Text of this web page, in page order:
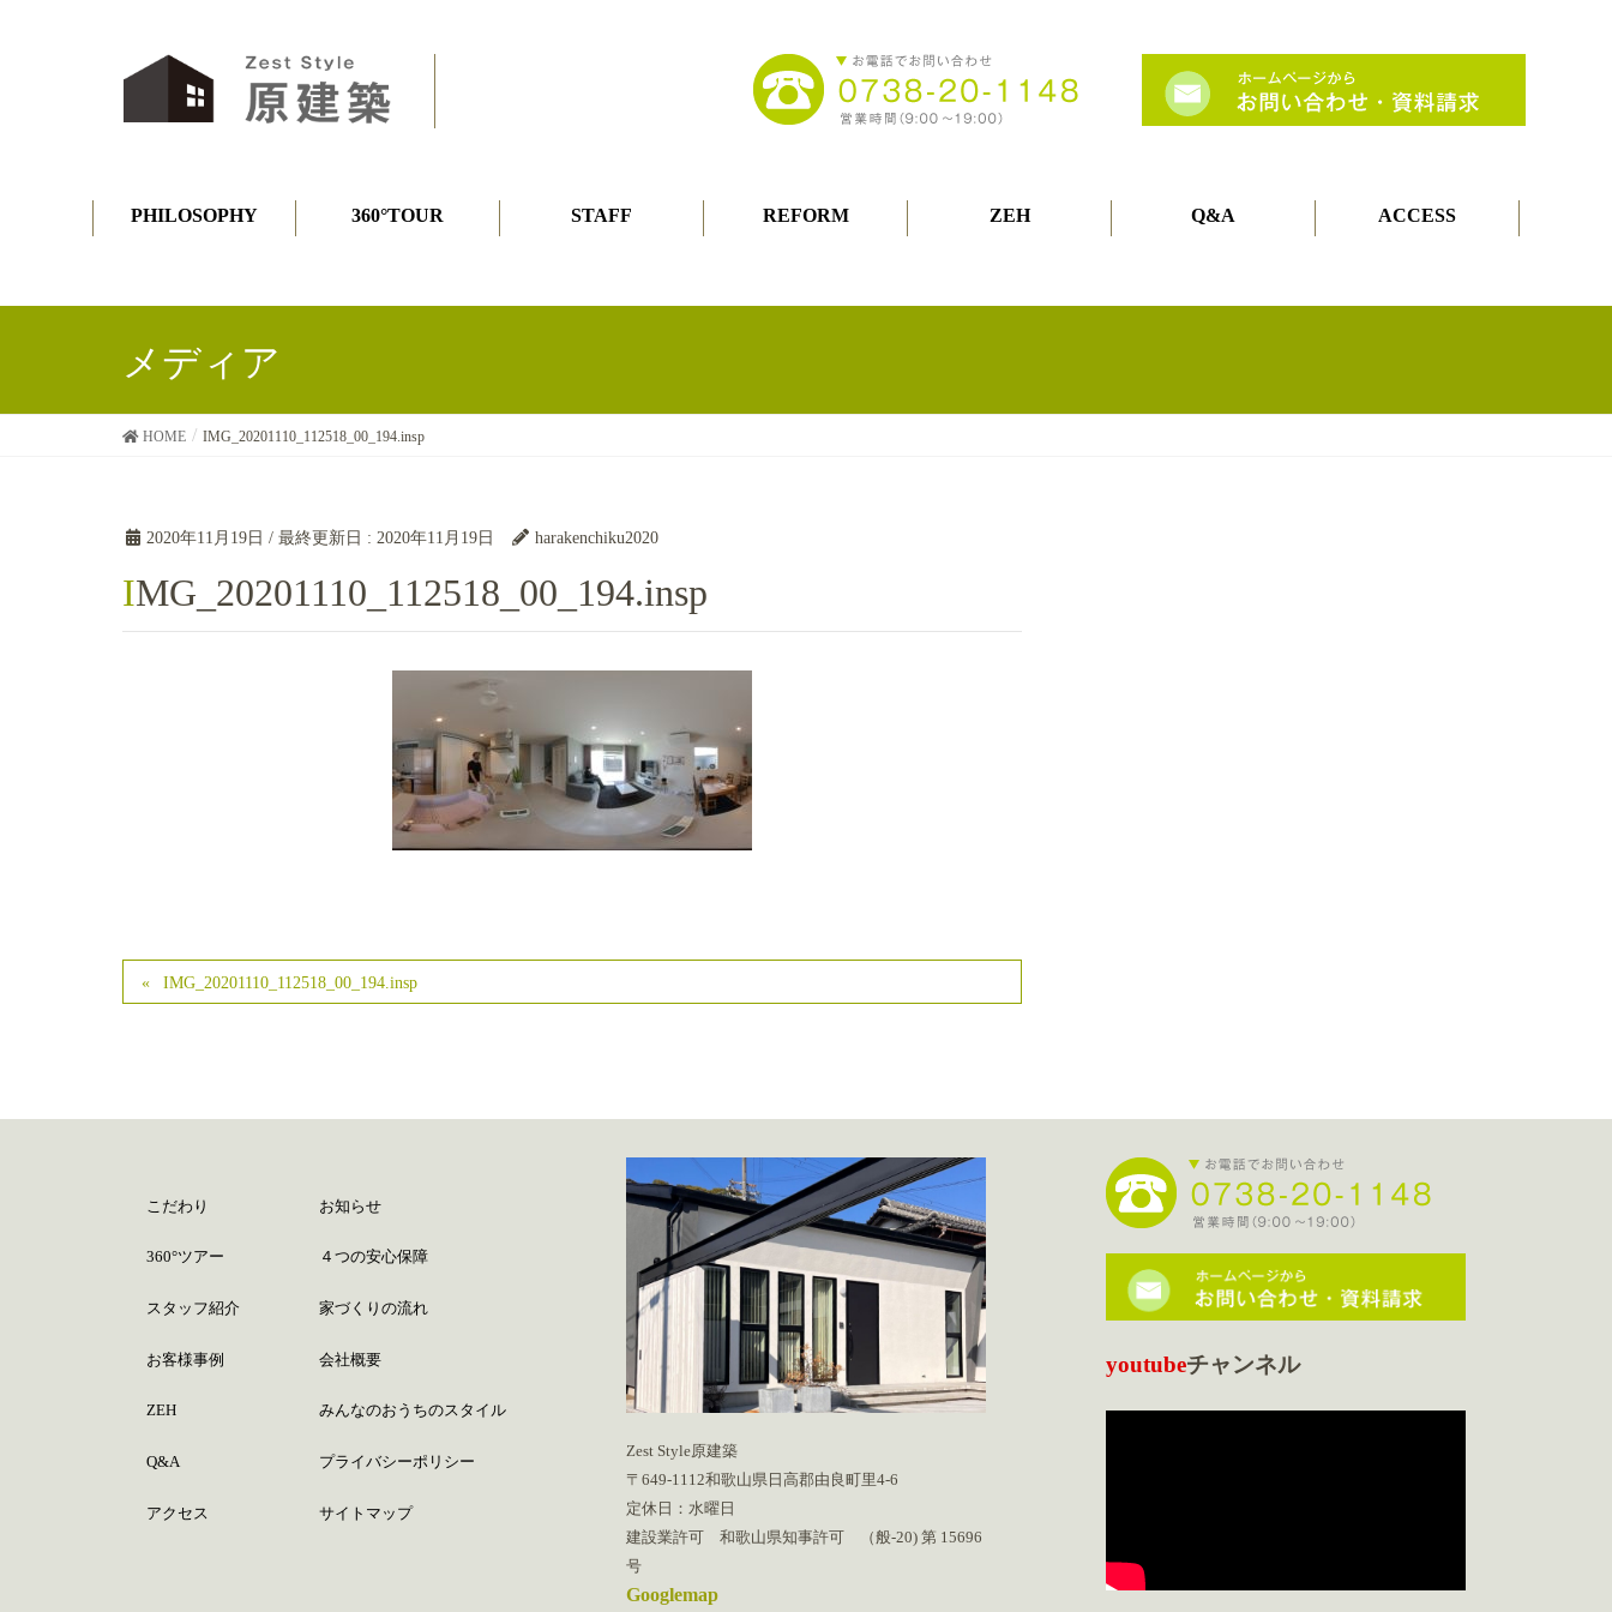
PHILOSOPHY 360°TOUR STAFF REFORM ZEH Q&A ACCESS
メディア
HOME IMG_20201110_112518_00_194.insp
2020年11月19日 / 最終更新日 : 2020年11月19日 harakenchiku2020
IMG_20201110_112518_00_194.insp
IMG_20201110_112518_00_194.insp
こだわり
360°ツアー
スタッフ紹介
お客様事例
ZEH
Q&A
アクセス
お知らせ
４つの安心保障
家づくりの流れ
会社概要
みんなのおうちのスタイル
プライバシーポリシー
サイトマップ
Zest Style原建築
〒649-1112和歌山県日高郡由良町里4-6
定休日：水曜日
建設業許可 和歌山県知事許可 （般-20) 第 15696
号
Googlemap
youtubeチャンネル